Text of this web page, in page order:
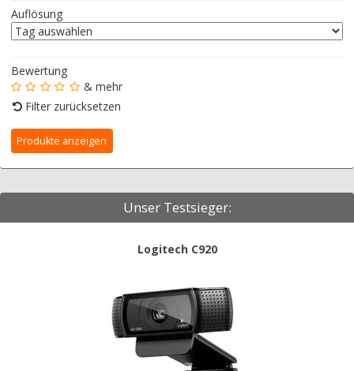
Auflösung
Bewertung
& mehr
Filter zurücksetzen
Unser Testsieger:
Logitech C920